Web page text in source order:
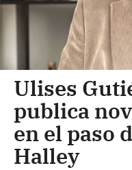
Ulises
publica
en el paso
Halley